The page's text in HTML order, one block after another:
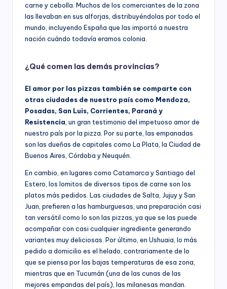
carne y cebolla. Muchos de los comerciantes de la zona
las llevaban en sus alforjas, distribuyéndolas por todo el
mundo, incluyendo España que las importó a nuestra
nación cuándo todavía eramos colonia.
¿Qué comen las demás provincias?
El amor por las pizzas también se comparte con
otras ciudades de nuestro país como Mendoza,
Posadas, San Luis, Corrientes, Paraná y
Resistencia , un gran testimonio del impetuoso amor de
nuestro país por la pizza. Por su parte, las empanadas
son las dueñas de capitales como La Plata, la Ciudad de
Buenos Aires, Córdoba y Neuquén.
En cambio, en lugares como Catamarca y Santiago del
Estero, los lomitos de diversos tipos de carne son los
platos más pedidos. Las ciudades de Salta, Jujuy y San
Juan, prefieren a las hamburguesas, una preparación casi
tan versátil como lo son las pizzas, ya que se las puede
acompañar con casi cualquier ingrediente generando
variantes muy deliciosas. Por último, en Ushuaia, lo más
pedido a domicilio es el helado, contrariamente de lo
que se piensa por las bajas temperaturas de esa zona,
mientras que en Tucumán (una de las cunas de las
mejores empandas del país), las milanesas mandan.